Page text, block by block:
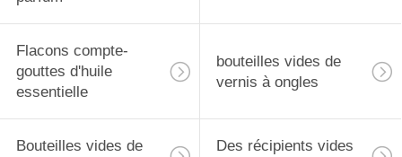
Flacons compte-
gouttes d'huile
essentielle
bouteilles vides de
vernis à ongles
Bouteilles vides de Des récipients vides